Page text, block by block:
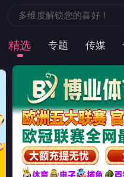
首页 现代言情 都市短剧